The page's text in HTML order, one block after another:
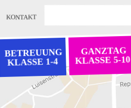
KONTAKT
BETREUUNG
KLASSE 1-4
GANZTAG
KLASSE 5-10